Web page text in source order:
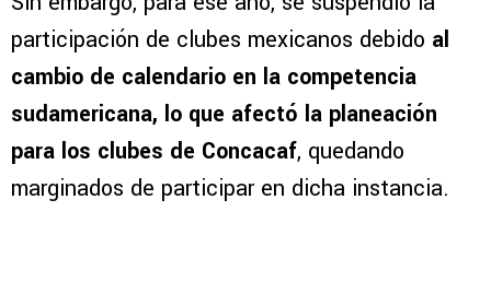
participación de clubes mexicanos debido al
cambio de calendario en la competencia
sudamericana, lo que afectó la planeación
para los clubes de Concacaf, quedando
marginados de participar en dicha instancia.